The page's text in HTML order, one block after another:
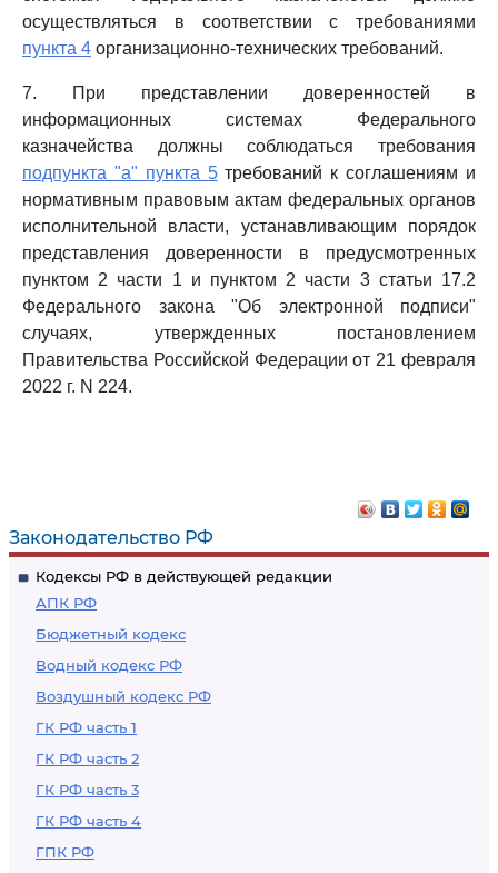
Законодательство РФ
Кодексы РФ в действующей редакции
АПК РФ
Бюджетный кодекс
Водный кодекс РФ
Воздушный кодекс РФ
ГК РФ часть 1
ГК РФ часть 2
ГК РФ часть 3
ГК РФ часть 4
ГПК РФ
осуществляться в соответствии с требованиями
пункта 4 организационно-технических требований.
7. При представлении доверенностей в
информационных системах Федерального
казначейства должны соблюдаться требования
подпункта "а" пункта 5требований к соглашениям и
нормативным правовым актам федеральных органов
исполнительной власти, устанавливающим порядок
представления доверенности в предусмотренных
пунктом 2 части 1 и пунктом 2 части 3 статьи 17.2
Федерального закона "Об электронной подписи"
случаях, утвержденных постановлением
Правительства Российской Федерации от 21 февраля
2022 г. N 224.